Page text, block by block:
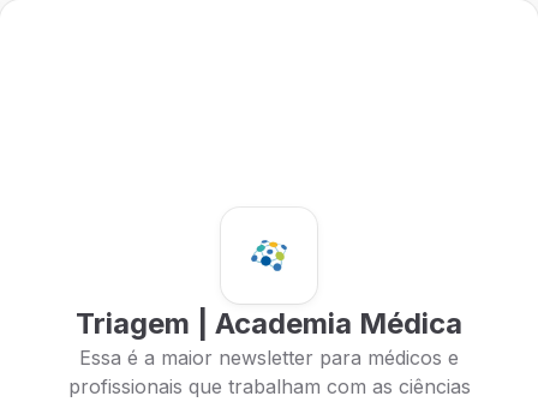
Triagem | Academia Médica
Essa é a maior newsletter para médicos e
profissionais que trabalham com as ciências